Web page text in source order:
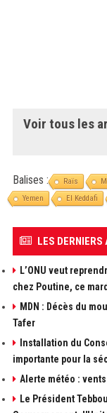
Voir tous les
Balises : Raïs
Yemen
El Keddafi
LES DERNIERS
L’ONU veut
chez Poutine, ce
MDN : Décès du
Tafer
Installation du
importante pour la
Alerte météo :
Le Président